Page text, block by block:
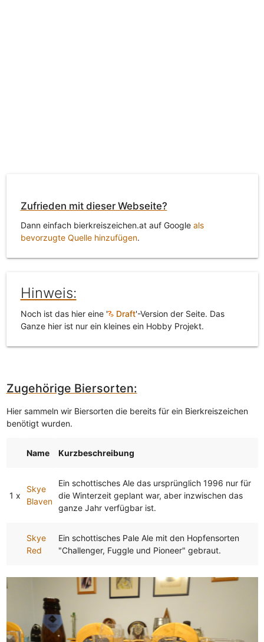
Zufrieden mit dieser Webseite?
Dann einfach bierkreiszeichen.at auf Google als
bevorzugte Quelle hinzufügen.
Hinweis:
Noch ist das hier eine ' Draft'-Version der Seite. Das
Ganze hier ist nur ein kleines ein Hobby Projekt.
Zugehörige Biersorten:
Hier sammeln wir Biersorten die bereits für ein Bierkreiszeichen
benötigt wurden.
Name Kurzbeschreibung
1 x
Skye
Blaven
Ein schottisches Ale das ursprünglich 1996 nur für
die Winterzeit geplant war, aber inzwischen das
ganze Jahr verfügbar ist.
Skye
Red
Ein schottisches Pale Ale mit den Hopfensorten
"Challenger, Fuggle und Pioneer" gebraut.